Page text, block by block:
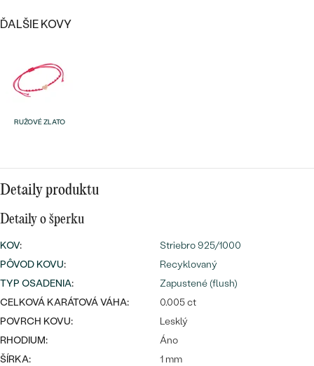
Wave kolekcia
PODĽA TVARU DRAHOKAMU
DIAMANTY
Personalizované
prívesky
Najpredávanejšie
prstene
ĎALŠIE KOVY
RUŽOVÉ ZLATO
Detaily produktu
Detaily o šperku
KOV:
Striebro 925/1000
PÔVOD KOVU:
Recyklovaný
TYP OSADENIA:
Zapustené (flush)
CELKOVÁ KARÁTOVÁ VÁHA:
0.005 ct
POVRCH KOVU:
Lesklý
RHODIUM:
Áno
ŠÍRKA:
1 mm